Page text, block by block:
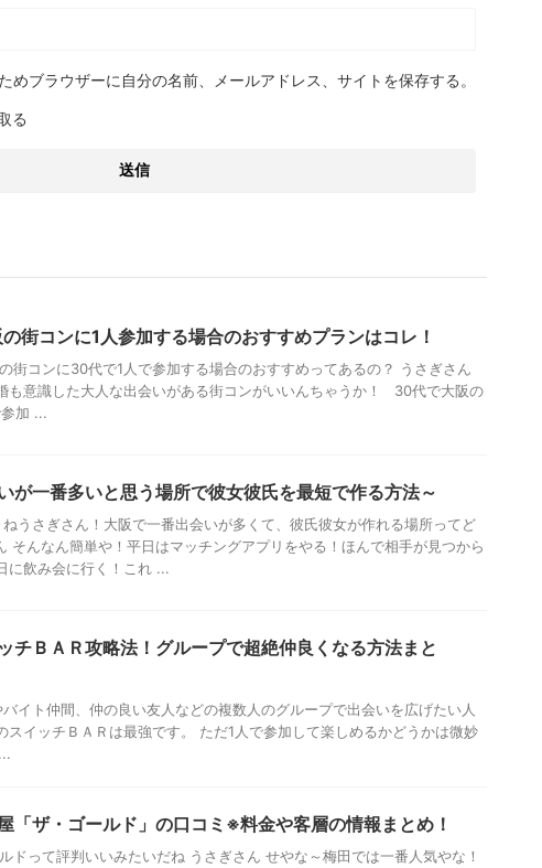
めブラウザーに自分の名前、メールアドレス、サイトを保存する。
る
街コンに1人参加する場合のおすすめプランはコレ！
街コンに30代で1人で参加する場合のおすすめってあるの？ うさぎさん
も意識した大人な出会いがある街コンがいいんちゃうか！ 30代で大阪の
加 ...
が一番多いと思う場所で彼女彼氏を最短で作る方法～
うさぎさん！大阪で一番出会いが多くて、彼氏彼女が作れる場所ってど
そんなん簡単や！平日はマッチングアプリをやる！ほんで相手が見つから
に飲み会に行く！これ ...
チＢＡＲ攻略法！グループで超絶仲良くなる方法まと
イト仲間、仲の良い友人などの複数人のグループで出会いを広げたい人
スイッチＢＡＲは最強です。 ただ1人で参加して楽しめるかどうかは微妙
「ザ・ゴールド」の口コミ※料金や客層の情報まとめ！
ドって評判いいみたいだね うさぎさん せやな～梅田では一番人気やな！